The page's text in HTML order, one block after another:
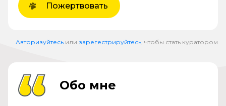
Пожертвовать
Авторизуйтесь или зарегестрируйтесь , чтобы стать куратором
Обо мне